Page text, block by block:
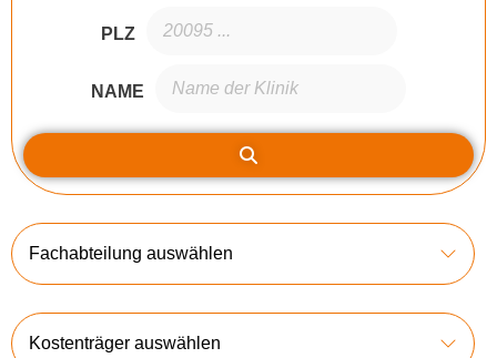
PLZ
NAME
Fachabteilung auswählen
Kostenträger auswählen